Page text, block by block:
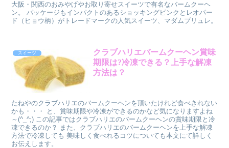
大阪・関西のおみやげやお取り寄せスイーツで有名なバームクーヘ
ン。 パッケージもインパクトのあるショッキングピンクとレオパー
ド（ヒョウ柄）がトレードマークの人気スイーツ、マダムブリュレ。
スイーツ
クラブハリエバームクーヘン賞味
期限は?冷凍できる？上手な解凍
方法は？
たねやのクラブハリエのバームクーヘンを頂いたけれど食べきれない
かも・・・ と、賞味期限や冷凍ができるのかなど気になりますよね
～(^_^;) この記事ではクラブハリエのバームクーヘンの賞味期限と冷
凍できるのか？ また、クラブハリエのバームクーヘンを上手な解凍
方法で冷凍しても 美味しく食べれるコツについても本文にて詳しく
お伝えします。